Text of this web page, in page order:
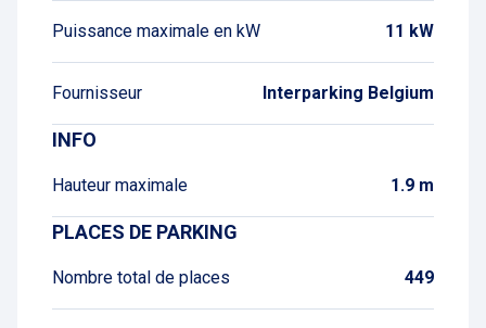
Puissance maximale en kW 11 kW
Fournisseur Interparking Belgium
INFO
Hauteur maximale 1.9 m
PLACES DE PARKING
Nombre total de places 449